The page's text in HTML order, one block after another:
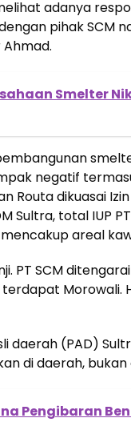
adanya
pihak SCM
Smelter
negatif
Routa dikuasai
Sultra, total IUP
areal
PT SCM
Morowali.
daerah (PAD)
di daerah,
Pengibaran